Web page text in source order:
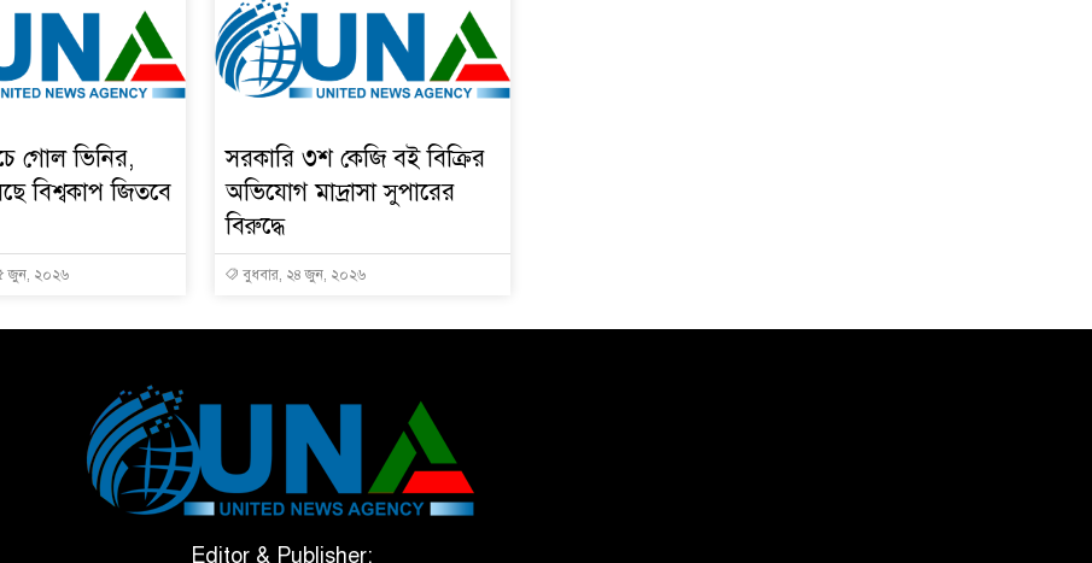
গোল ভিনির,
বিশ্বকাপ জিতবে
জুন, ২০২৬
সরকারি ৩শ কেজি বই বিক্রির
অভিযোগ মাদ্রাসা সুপারের
বিরুদ্ধে
বুধবার, ২৪ জুন, ২০২৬
Editor & Publisher: